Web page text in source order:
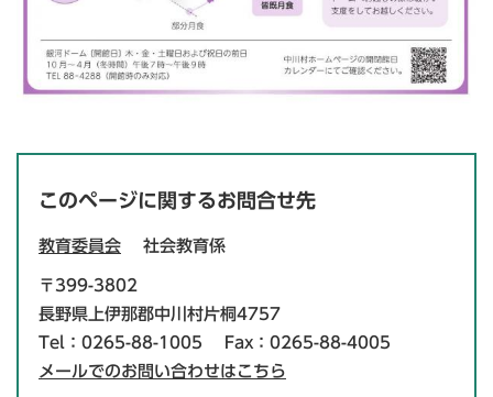
このページに関するお問合せ先
教育委員会 社会教育係
〒399-3802
長野県上伊那郡中川村片桐4757
Tel：0265-88-1005
Fax：0265-88-4005
メールでのお問い合わせはこちら